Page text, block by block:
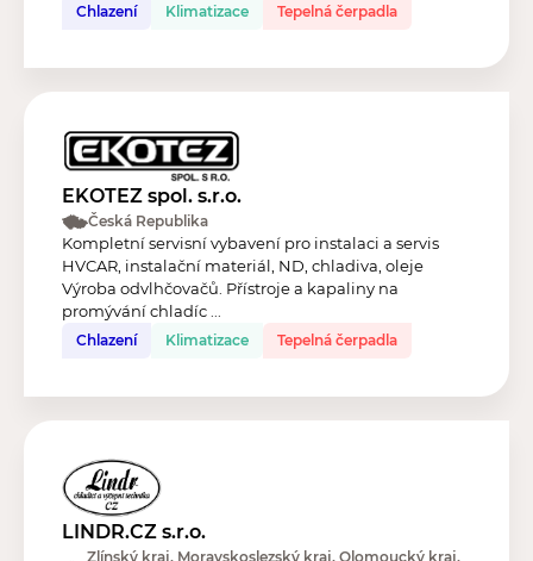
Chlazení
Klimatizace Tepelná čerpadla
EKOTEZ spol. s.r.o.
Česká Republika
Kompletní servisní vybavení pro instalaci a servis
HVCAR, instalační materiál, ND, chladiva, oleje
Výroba odvlhčovačů. Přístroje a kapaliny na
promývání chladíc ...
Chlazení Klimatizace Tepelná čerpadla
LINDR.CZ s.r.o.
Zlínský kraj, Moravskoslezský kraj, Olomoucký kraj,